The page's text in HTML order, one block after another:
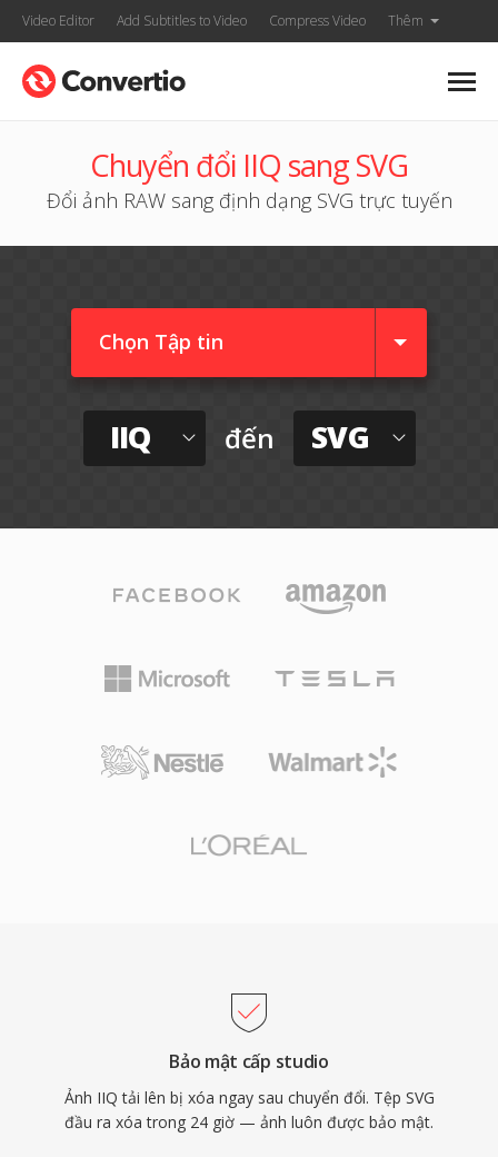
Video Editor Add Subtitles to Video Compress Video Thêm
Chuyển đổi IIQ sang SVG
Đổi ảnh RAW sang định dạng SVG trực tuyến
Chọn Tập tin
IIQ đến SVG
Bảo mật cấp studio
Ảnh IIQ tải lên bị xóa ngay sau chuyển đổi. Tệp SVG
đầu ra xóa trong 24 giờ — ảnh luôn được bảo mật.